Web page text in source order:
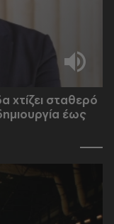
χτίζει σταθερό
έως